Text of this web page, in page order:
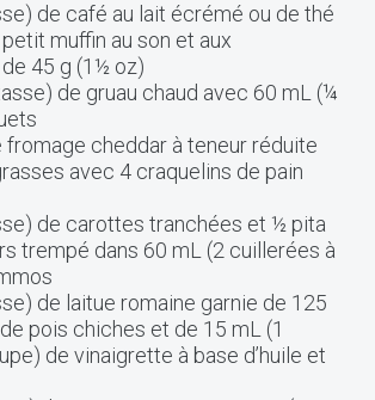
de café au lait écrémé ou de thé
muffin au son et aux
45 g (1½ oz)
de gruau chaud avec 60 mL (¼
fromage cheddar à teneur réduite
avec 4 craquelins de pain
de carottes tranchées et ½ pita
trempé dans 60 mL (2 cuillerées à
de laitue romaine garnie de 125
pois chiches et de 15 mL (1
de vinaigrette à base d’huile et